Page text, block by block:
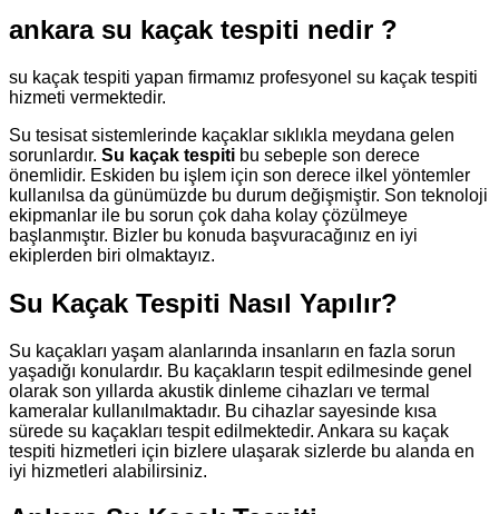
ankara su kaçak tespiti nedir ?
su kaçak tespiti yapan firmamız profesyonel su kaçak tespiti
hizmeti vermektedir.
Su tesisat sistemlerinde kaçaklar sıklıkla meydana gelen
sorunlardır. Su kaçak tespiti bu sebeple son derece
önemlidir. Eskiden bu işlem için son derece ilkel yöntemler
kullanılsa da günümüzde bu durum değişmiştir. Son teknoloji
ekipmanlar ile bu sorun çok daha kolay çözülmeye
başlanmıştır. Bizler bu konuda başvuracağınız en iyi
ekiplerden biri olmaktayız.
Su Kaçak Tespiti Nasıl Yapılır?
Su kaçakları yaşam alanlarında insanların en fazla sorun
yaşadığı konulardır. Bu kaçakların tespit edilmesinde genel
olarak son yıllarda akustik dinleme cihazları ve termal
kameralar kullanılmaktadır. Bu cihazlar sayesinde kısa
sürede su kaçakları tespit edilmektedir. Ankara su kaçak
tespiti hizmetleri için bizlere ulaşarak sizlerde bu alanda en
iyi hizmetleri alabilirsiniz.